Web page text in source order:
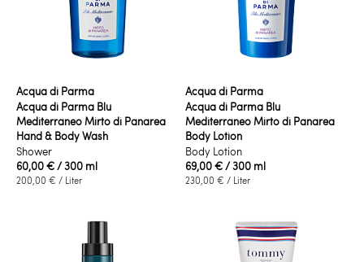
Acqua di Parma
Acqua di Parma Blu
Mediterraneo Mirto di Panarea
Hand & Body Wash
Shower
60,00 €/ 300 ml
200,00 € / Liter
Acqua di Parma
Acqua di Parma Blu
Mediterraneo Mirto di Panarea
Body Lotion
Body Lotion
69,00 €/ 300 ml
230,00 € / Liter